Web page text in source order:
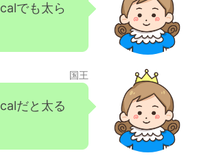
でも太ら
国王
だと太る